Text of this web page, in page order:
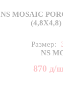
NS MOSAIC
Размер:
NS
870 д/